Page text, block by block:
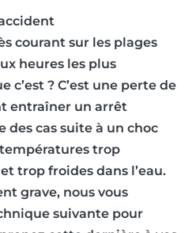
courant sur les plages
heures les plus
c’est ? C’est une perte de
entraîner un arrêt
des cas suite à un choc
trop
trop froides dans l’eau.
grave, nous vous
suivante pour